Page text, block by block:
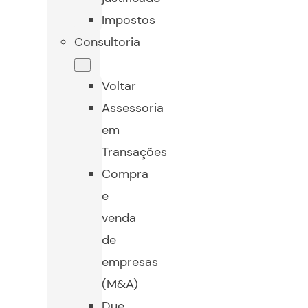
Impostos
Consultoria
Voltar
Assessoria
em
Transações
Compra
e
venda
de
empresas
(M&A)